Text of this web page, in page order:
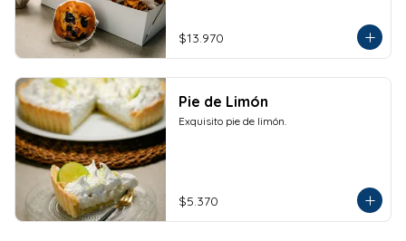
$13.970
Pie de Limón
Exquisito pie de limón.
$5.370